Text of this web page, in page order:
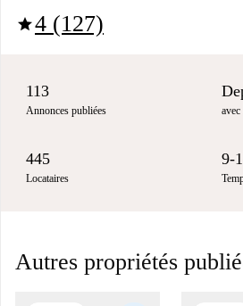
star4 (127)
113
Annonces publiées
445
Locataires
9-
Autres propriétés